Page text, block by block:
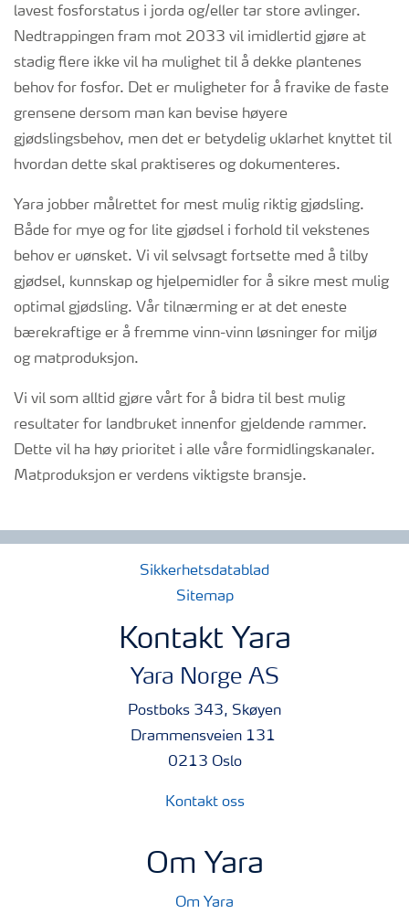
lavest fosforstatus i jorda og/eller tar store avlinger.
Nedtrappingen fram mot 2033 vil imidlertid gjøre at
stadig flere ikke vil ha mulighet til å dekke plantenes
behov for fosfor. Det er muligheter for å fravike de faste
grensene dersom man kan bevise høyere
gjødslingsbehov, men det er betydelig uklarhet knyttet til
hvordan dette skal praktiseres og dokumenteres.
Yara jobber målrettet for mest mulig riktig gjødsling.
Både for mye og for lite gjødsel i forhold til vekstenes
behov er uønsket. Vi vil selvsagt fortsette med å tilby
gjødsel, kunnskap og hjelpemidler for å sikre mest mulig
optimal gjødsling. Vår tilnærming er at det eneste
bærekraftige er å fremme vinn-vinn løsninger for miljø
og matproduksjon.
Vi vil som alltid gjøre vårt for å bidra til best mulig
resultater for landbruket innenfor gjeldende rammer.
Dette vil ha høy prioritet i alle våre formidlingskanaler.
Matproduksjon er verdens viktigste bransje.
Sikkerhetsdatablad
Sitemap
Kontakt Yara
Yara Norge AS
Postboks 343, Skøyen
Drammensveien 131
0213 Oslo
Kontakt oss
Om Yara
Om Yara